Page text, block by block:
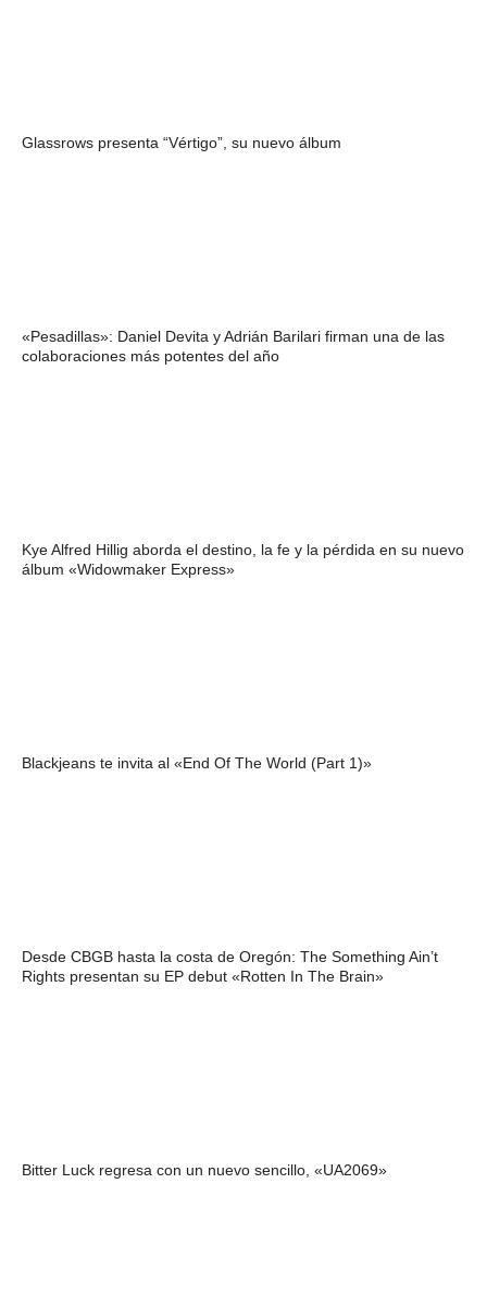
Glassrows presenta “Vértigo”, su nuevo álbum
«Pesadillas»: Daniel Devita y Adrián Barilari firman una de las
colaboraciones más potentes del año
Kye Alfred Hillig aborda el destino, la fe y la pérdida en su nuevo
álbum «Widowmaker Express»
Blackjeans te invita al «End Of The World (Part 1)»
Desde CBGB hasta la costa de Oregón: The Something Ain’t
Rights presentan su EP debut «Rotten In The Brain»
Bitter Luck regresa con un nuevo sencillo, «UA2069»